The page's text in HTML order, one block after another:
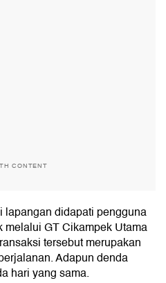
CONTENT
lapangan didapati pengguna
GT Cikampek Utama
tersebut merupakan
Adapun denda
hari yang sama.